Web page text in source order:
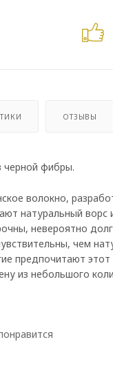
ОТЗЫВЫ
черной фибры.
волокно,
натуральный
невероятно
чем
предпочитают
из небольшого